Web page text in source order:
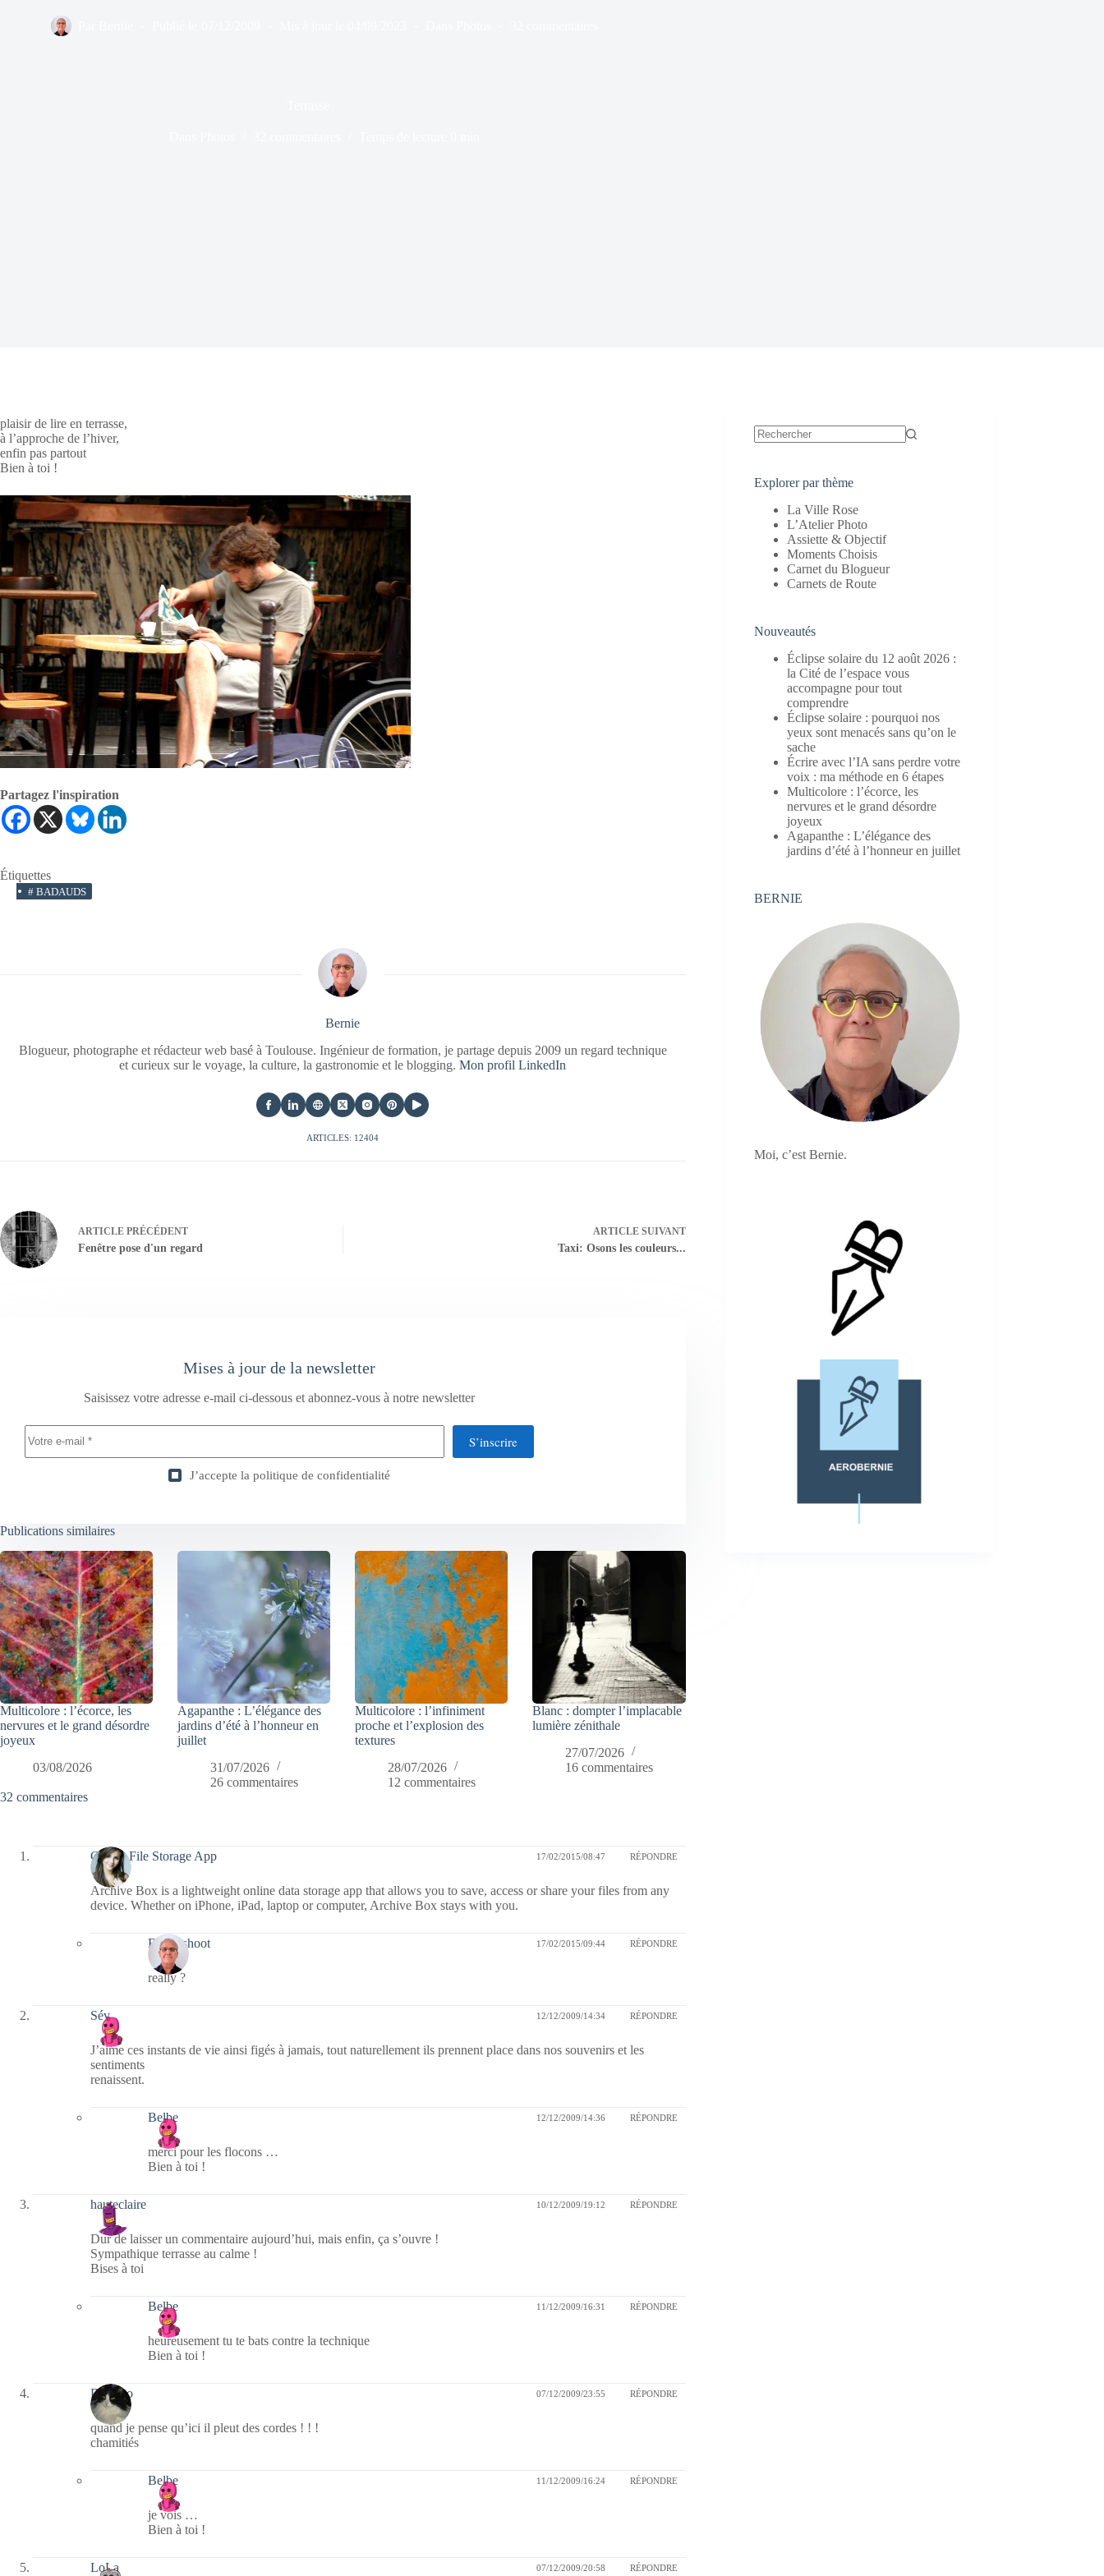
plaisir de lire en terrasse,
à l’approche de l’hiver,
enfin pas partout
Bien à toi !
Partagez l'inspiration
Étiquettes
# BADAUDS
Bernie
Blogueur, photographe et rédacteur web basé à Toulouse. Ingénieur de formation, je partage depuis 2009 un regard technique
et curieux sur le voyage, la culture, la gastronomie et le blogging.Mon profil LinkedIn
ARTICLES: 12404
ARTICLE PRÉCÉDENT
Fenêtre pose d'un regard
ARTICLESUIVANT
Taxi: Osons les couleurs...
Mises à jour de la newsletter
Saisissez votre adresse e-mail ci-dessous et abonnez-vous à notre newsletter
S’inscrire
J’accepte la politique de confidentialité
Publications similaires
Multicolore : l’écorce, les
nervures et le grand désordre
joyeux
03/08/2026
Agapanthe : L’élégance des
jardins d’été à l’honneur en
juillet
31/07/2026
26 commentaires
Multicolore : l’infiniment
proche et l’explosion des
textures
28/07/2026
12 commentaires
Blanc : dompter l’implacable
lumière zénithale
27/07/2026
16 commentaires
32 commentaires
Online File Storage App 17/02/2015/08:47 RÉPONDRE
Archive Box is a lightweight online data storage app that allows you to save, access or share your files from any
device. Whether on iPhone, iPad, laptop or computer, Archive Box stays with you.
Bernieshoot 17/02/2015/09:44 RÉPONDRE
really ?
Sév 12/12/2009/14:34 RÉPONDRE
J’aime ces instants de vie ainsi figés à jamais, tout naturellement ils prennent place dans nos souvenirs et les
sentiments
renaissent.
Belbe 12/12/2009/14:36 RÉPONDRE
merci pour les flocons …
Bien à toi !
hauteclaire 10/12/2009/19:12 RÉPONDRE
Dur de laisser un commentaire aujourd’hui, mais enfin, ça s’ouvre !
Sympathique terrasse au calme !
Bises à toi
Belbe 11/12/2009/16:31 RÉPONDRE
heureusement tu te bats contre la technique
Bien à toi !
Domino 07/12/2009/23:55 RÉPONDRE
quand je pense qu’ici il pleut des cordes ! ! !
chamitiés
Belbe 11/12/2009/16:24 RÉPONDRE
je vois …
Bien à toi !
LoLa 07/12/2009/20:58 RÉPONDRE
Explorer par thème
La Ville Rose
L’Atelier Photo
Assiette & Objectif
Moments Choisis
Carnet du Blogueur
Carnets de Route
Nouveautés
Éclipse solaire du 12 août 2026 :
la Cité de l’espace vous
accompagne pour tout
comprendre
Éclipse solaire : pourquoi nos
yeux sont menacés sans qu’on le
sache
Écrire avec l’IA sans perdre votre
voix : ma méthode en 6 étapes
Multicolore : l’écorce, les
nervures et le grand désordre
joyeux
Agapanthe : L’élégance des
jardins d’été à l’honneur en juillet
BERNIE
Moi, c’est Bernie.